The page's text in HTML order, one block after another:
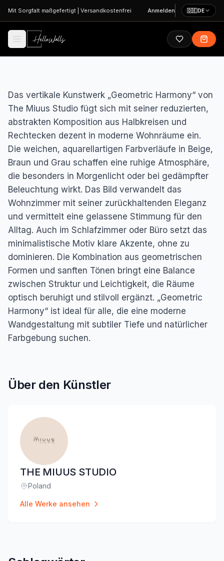
Zum Hauptinhalt springen
Mit Sorgfalt maßgefertigt Versandkostenfrei Anmelden 🇩🇪DE
Das vertikale Kunstwerk „Geometric Harmony“ von
The Miuus Studio fügt sich mit seiner reduzierten,
abstrakten Komposition aus Halbkreisen und
Rechtecken dezent in moderne Wohnräume ein.
Die weichen, aquarellartigen Farbverläufe in Beige,
Braun und Grau schaffen eine ruhige Atmosphäre,
die besonders in Morgenlicht oder bei gedämpfter
Beleuchtung wirkt. Das Bild verwandelt das
Wohnzimmer mit seiner zurückhaltenden Eleganz
und vermittelt eine gelassene Stimmung für den
Alltag. Auch im Schlafzimmer oder Büro setzt das
minimalistische Motiv klare Akzente, ohne zu
dominieren. Die Kombination aus geometrischen
Formen und sanften Tönen bringt eine Balance
zwischen Struktur und Leichtigkeit, die Räume
optisch beruhigt und stilvoll ergänzt. „Geometric
Harmony“ ist ideal für alle, die eine moderne
Wandgestaltung mit subtiler Tiefe und natürlicher
Farbgebung suchen.
Über den Künstler
THE MIUUS STUDIO
Standort:
Poland
Alle Werke ansehen